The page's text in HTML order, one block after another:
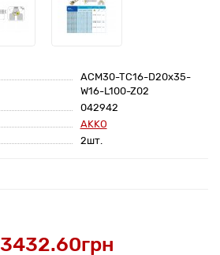
ACM30-TC16-D20x35-
W16-L100-Z02
042942
AKKO
2шт.
3432.60грн